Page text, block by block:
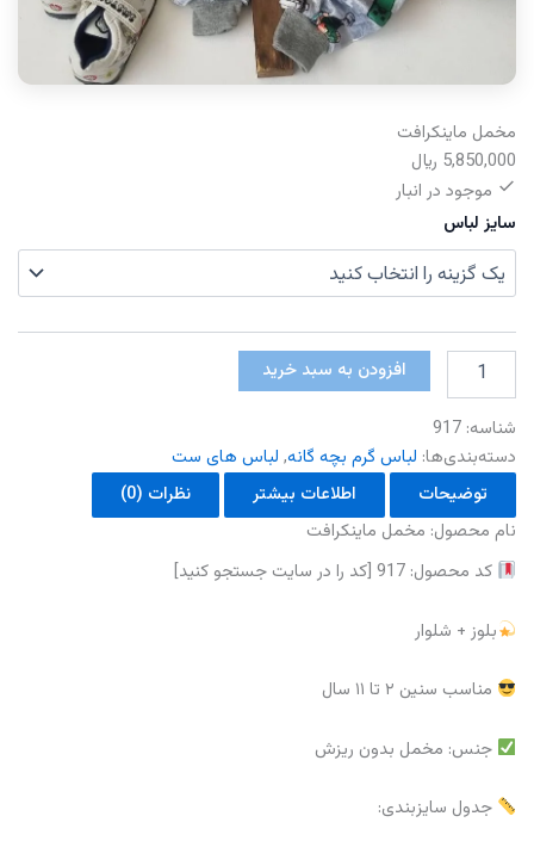
مخمل ماینکرافت
5,850,000 ﷼
موجود در انبار
سایز لباس
مخمل
ماینکرافت
افزودن به سبد خرید
شناسه: 917
دسته‌بندی‌ها: لباس گرم بچه گانه, لباس های ست
توضیحات
اطلاعات بیشتر
نظرات (0)
نام محصول: مخمل ماینکرافت
کد محصول: 917 [کد را در سایت جستجو کنید]
بلوز + شلوار
مناسب سنین ۲ تا ۱۱ سال
جنس: مخمل‌ بدون ریزش
جدول سایزبندی: